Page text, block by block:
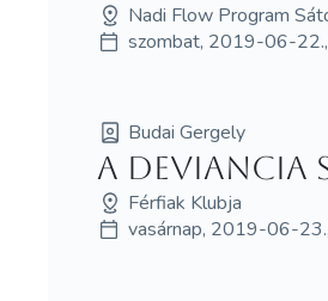
Nadi Flow Program
szombat, 2019-06-
Budai Gergely
A deviancia
Férfiak Klubja
vasárnap, 2019-06-